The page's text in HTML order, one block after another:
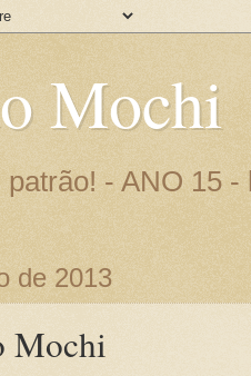
Mochi
patrão! - ANO 15
de 2013
Mochi